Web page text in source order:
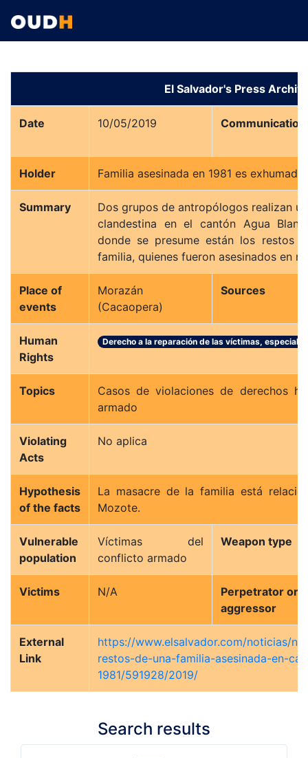
El Salvador's Press
Date 10/05/2019
Holder Familia asesinada en 1981 es
Summary
Dos grupos de antropólogos realizan
clandestina en el cantón Agua
donde se presume están los restos
familia, quienes fueron asesinados en
Place of
events
Morazán
(Cacaopera)
Sources
Human
Rights
Derecho a la reparación de las víctimas,
Topics
Casos de violaciones de derechos
armado
Violating
Acts
No aplica
Hypothesis
of the facts
La masacre de la familia está
Mozote.
Vulnerable
population
Víctimas del
conflicto armado
Weapon type
Victims N/A
Perpetrator or
aggressor
External
Link
https://www.elsalvador.com/noticias/
restos-de-una-familia-asesinada-en-
1981/591928/2019/
Search results